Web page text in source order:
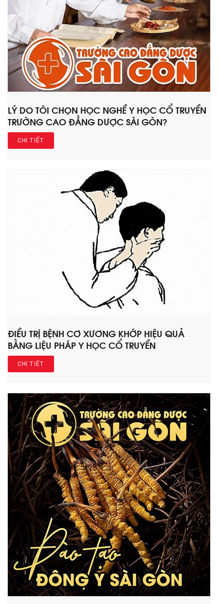
LÝ DO TÔI CHỌN HỌC NGHỀ Y HỌC CỔ TRUYỀN
TRƯỜNG CAO ĐẲNG DƯỢC SÀI GÒN?
CHI TIẾT
ĐIỀU TRỊ BỆNH CƠ XƯƠNG KHỚP HIỆU QUẢ
BẰNG LIỆU PHÁP Y HỌC CỔ TRUYỀN
CHI TIẾT